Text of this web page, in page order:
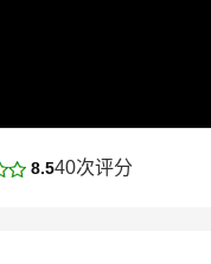
8.540次评分